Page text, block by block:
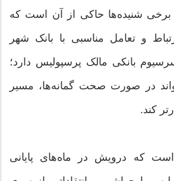
برخی شنیده‌ها حاکی از آن است که
و تعامل مناسبی با بانک شهر
بانکی مالک پرسپولیس دارد؛
در صورت صحت گمانه‌ها، مسیر
کند.
که درویش در ماه‌های پایانی